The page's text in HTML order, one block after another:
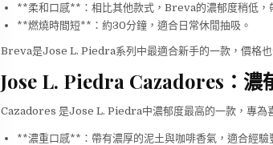
**柔和口感**：相比其他款式，Breva的濃郁度稍低，
**燃燒時間短**：約30分鐘，適合日常休閒抽吸。
Breva是Jose L. Piedra系列中最適合新手的一款，價格也
Jose L. Piedra Cazadores：濃
Cazadores 是Jose L. Piedra中濃郁度最高的一款，專為
**濃重口感**：帶有濃厚的泥土與咖啡香氣，適合經驗